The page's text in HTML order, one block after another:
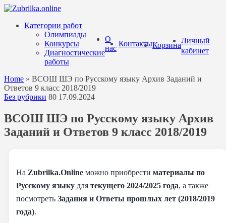
Перейти
содержанию
Категории работ
Олимпиады
Конкурсы
Диагностические
работы
О
нас
КонтактыКорзина
Личный
кабинет
Home » ВСОШ ШЭ по Русскому языку Архив Заданий и
Ответов 9 класс 2018/2019
Без рубрики 80 17.09.2024
ВСОШ ШЭ по Русскому языку Архив
Заданий и Ответов 9 класс 2018/2019
На Zubrilka.Online можно приобрести материалы по
Русскому языку для текущего 2024/2025 года, а также
посмотреть Задания и Ответы прошлых лет (2018/2019
года).